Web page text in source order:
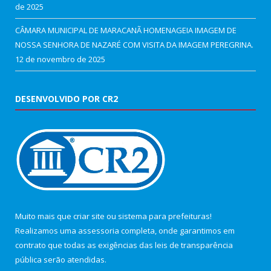
de 2025
CÂMARA MUNICIPAL DE MARACANÃ HOMENAGEIA IMAGEM DE
NOSSA SENHORA DE NAZARÉ COM VISITA DA IMAGEM PEREGRINA.
12 de novembro de 2025
DESENVOLVIDO POR CR2
Muito mais que criar site ou sistema para prefeituras!
Realizamos uma assessoria completa, onde garantimos em
contrato que todas as exigências das leis de transparência
pública serão atendidas.